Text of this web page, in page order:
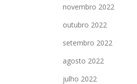
novembro 2022
outubro 2022
setembro 2022
agosto 2022
julho 2022